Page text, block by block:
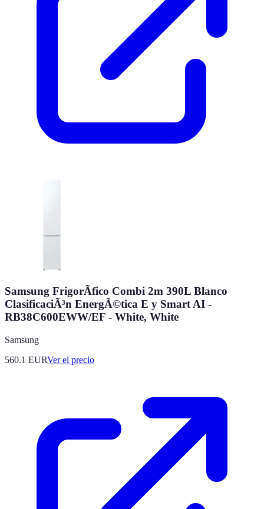
Samsung FrigorÃ­fico Combi 2m 390L Blanco
ClasificaciÃ³n EnergÃ©tica E y Smart AI -
RB38C600EWW/EF - White, White
Samsung
560.1 EURVer el precio